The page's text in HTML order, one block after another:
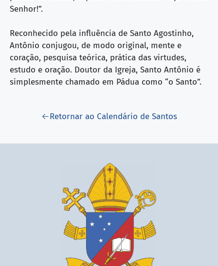
Senhor!”.
Reconhecido pela influência de Santo Agostinho,
Antônio conjugou, de modo original, mente e
coração, pesquisa teórica, prática das virtudes,
estudo e oração. Doutor da Igreja, Santo Antônio é
simplesmente chamado em Pádua como “o Santo”.
Retornar ao Calendário de Santos